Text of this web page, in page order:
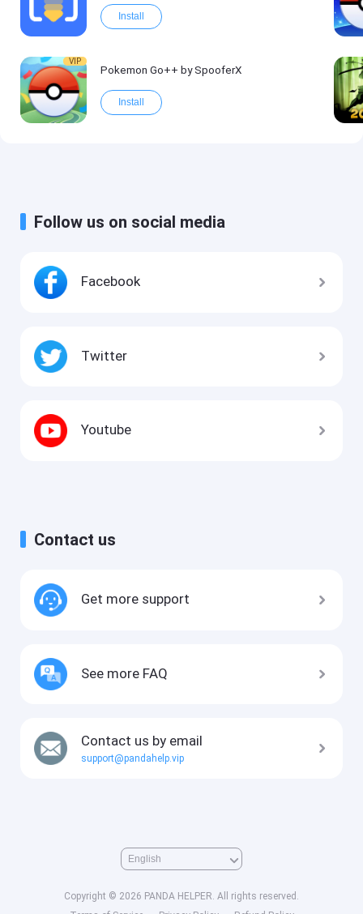
Install
VIP
Pokemon Go++ by SpooferX
Install
Follow us on social media
Facebook
Twitter
Youtube
Contact us
Get more support
See more FAQ
Contact us by email
support@pandahelp.vip
Copyright © 2026 PANDA HELPER. All rights reserved.